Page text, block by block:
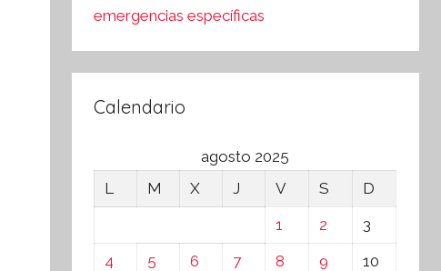
emergencias específicas
Calendario
agosto 2025
L
M X J V S
D
1
2
3
4
5 6 7 8 9
10